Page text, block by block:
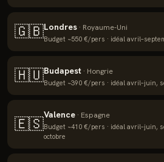
🇬🇧Londres · Royaume-Uni
Budget ~550 €/pers · idéal
🇭🇺Budapest · Hongrie
Budget ~390 €/pers · idéal avril–juin,
🇪🇸Valence · Espagne
Budget ~410 €/pers · idéal avril–juin,
octobre